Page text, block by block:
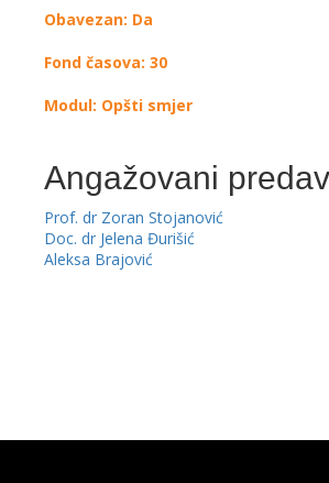
Obavezan: Da
Fond časova: 30
Modul: Opšti smjer
Angažovani
Prof. dr Zoran Stojanović
Doc. dr Jelena Đurišić
Aleksa Brajović